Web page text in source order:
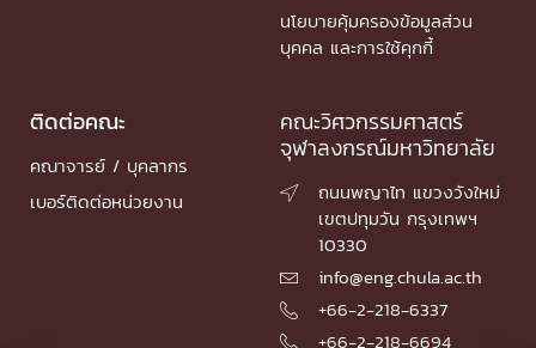
นโยบายคุ้มครองข้อมูลส่วน
บุคคล และการใช้คุกกี้
ติดต่อคณะ
คณาจารย์ / บุคลากร
เบอร์ติดต่อหน่วยงาน
คณะวิศวกรรมศาสตร์
จุฬาลงกรณ์มหาวิทยาลัย

ถนนพญาไท แขวงวังใหม่
เขตปทุมวัน กรุงเทพฯ
10330
 info@eng.chula.ac.th
 +66-2-218-6337
 +66-2-218-6694